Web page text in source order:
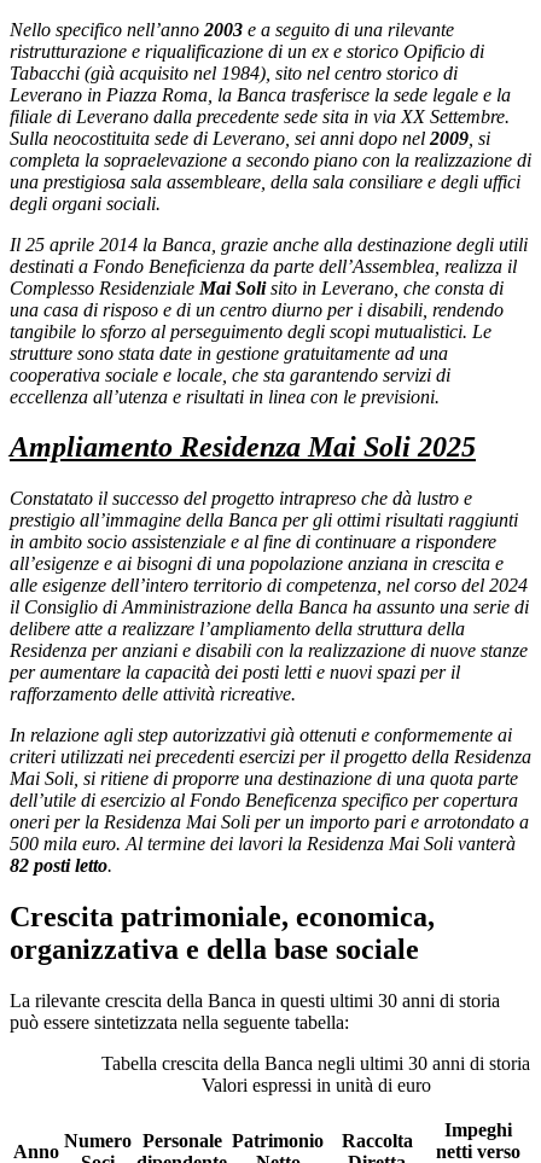
Nello specifico nell’anno 2003 e a seguito di una rilevante
ristrutturazione e riqualificazione di un ex e storico Opificio di
Tabacchi (già acquisito nel 1984), sito nel centro storico di
Leverano in Piazza Roma, la Banca trasferisce la sede legale e la
filiale di Leverano dalla precedente sede sita in via XX Settembre.
Sulla neocostituita sede di Leverano, sei anni dopo nel 2009 , si
completa la sopraelevazione a secondo piano con la realizzazione di
una prestigiosa sala assembleare, della sala consiliare e degli uffici
degli organi sociali.
Il 25 aprile 2014 la Banca, grazie anche alla destinazione degli utili
destinati a Fondo Beneficienza da parte dell’Assemblea, realizza il
Complesso Residenziale Mai Solisito in Leverano, che consta di
una casa di risposo e di un centro diurno per i disabili, rendendo
tangibile lo sforzo al perseguimento degli scopi mutualistici. Le
strutture sono stata date in gestione gratuitamente ad una
cooperativa sociale e locale, che sta garantendo servizi di
eccellenza all’utenza e risultati in linea con le previsioni.
Ampliamento Residenza Mai Soli 2025
Constatato il successo del progetto intrapreso che dà lustro e
prestigio all’immagine della Banca per gli ottimi risultati raggiunti
in ambito socio assistenziale e al fine di continuare a rispondere
all’esigenze e ai bisogni di una popolazione anziana in crescita e
alle esigenze dell’intero territorio di competenza, nel corso del 2024
il Consiglio di Amministrazione della Banca ha assunto una serie di
delibere atte a realizzare l’ampliamento della struttura della
Residenza per anziani e disabili con la realizzazione di nuove stanze
per aumentare la capacità dei posti letti e nuovi spazi per il
rafforzamento delle attività ricreative.
In relazione agli step autorizzativi già ottenuti e conformemente ai
criteri utilizzati nei precedenti esercizi per il progetto della Residenza
Mai Soli, si ritiene di proporre una destinazione di una quota parte
dell’utile di esercizio al Fondo Beneficenza specifico per copertura
oneri per la Residenza Mai Soli per un importo pari e arrotondato a
500 mila euro. Al termine dei lavori la Residenza Mai Soli vanterà
82 posti letto.
Crescita patrimoniale, economica,
organizzativa e della base sociale
La rilevante crescita della Banca in questi ultimi 30 anni di storia
può essere sintetizzata nella seguente tabella:
Tabella crescita della Banca negli ultimi 30 anni di storia
Valori espressi in unità di euro
Anno
Numero Personale Patrimonio
Raccolta
Impeghi
netti verso